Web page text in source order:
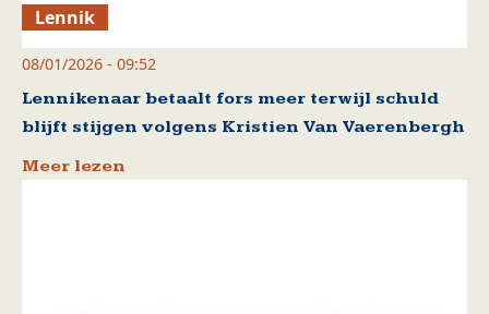
Lennik
08/01/2026 - 09:52
Lennikenaar betaalt fors meer terwijl schuld
blijft stijgen volgens Kristien Van Vaerenbergh
Meer lezen